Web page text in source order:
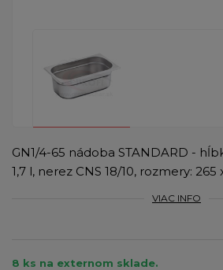
GN1/4-65 nádoba STANDARD -
1,7 l, nerez CNS 18/10, rozmery: 265
VIAC INFO
8 ks na externom sklade.